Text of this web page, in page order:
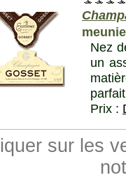
Nez
un
Prix :
sur les